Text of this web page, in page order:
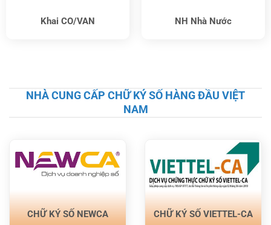
Khai CO/VAN NH Nhà Nước
NHÀ CUNG CẤP CHỮ KÝ SỐ HÀNG ĐẦU VIỆT
NAM
CHỮ KÝ SỐ NEWCA CHỮ KÝ SỐ VIETTEL-CA